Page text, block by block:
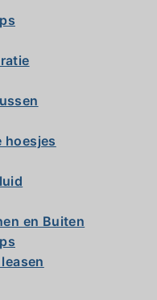
hoesjes
en Buiten